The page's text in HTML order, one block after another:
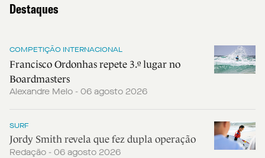
Destaques
COMPETIÇÃO INTERNACIONAL
Francisco Ordonhas repete 3.º lugar no
Boardmasters
Alexandre Melo - 06 agosto 2026
SURF
Jordy Smith revela que fez dupla operação
Redação - 06 agosto 2026